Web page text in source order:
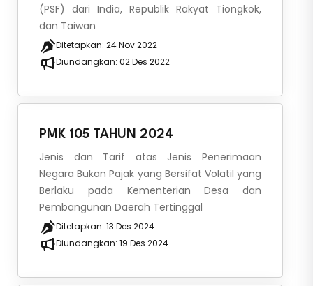
(PSF) dari India, Republik Rakyat Tiongkok,
dan Taiwan
Ditetapkan: 24 Nov 2022
Diundangkan: 02 Des 2022
PMK 105 TAHUN 2024
Jenis dan Tarif atas Jenis Penerimaan
Negara Bukan Pajak yang Bersifat Volatil yang
Berlaku pada Kementerian Desa dan
Pembangunan Daerah Tertinggal
Ditetapkan: 13 Des 2024
Diundangkan: 19 Des 2024